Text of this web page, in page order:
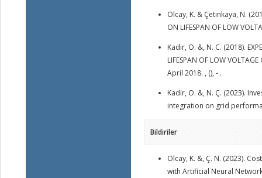
Olcay, K. & Çetinkaya, N.
ON LIFESPAN OF LOW
Kadir, O. &, N. C. (2018).
LIFESPAN OF LOW
April 2018. , (), - .
Kadir, O. &, N. Ç. (2023).
integration on grid
Bildiriler
Olcay, K. &, Ç. N. (2023).
with Artificial Neural